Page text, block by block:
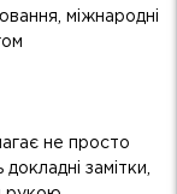
міжнародні
не просто
замітки,